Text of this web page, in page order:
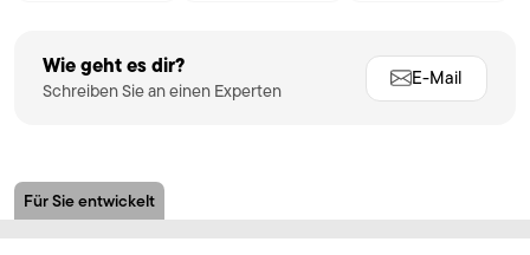
Wie geht es dir?
Schreiben Sie an einen Experten
E-Mail
Für Sie entwickelt